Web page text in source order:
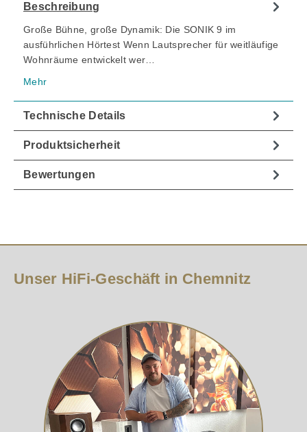
Beschreibung
Große Bühne, große Dynamik: Die SONIK 9 im
ausführlichen Hörtest Wenn Lautsprecher für weitläufige
Wohnräume entwickelt wer…
Mehr
Technische Details
Produktsicherheit
Bewertungen
Unser HiFi-Geschäft in Chemnitz